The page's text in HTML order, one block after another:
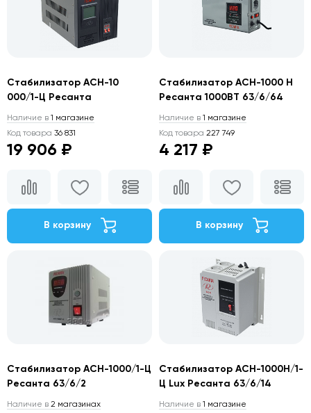
Стабилизатор АСН-10
000/1-Ц Ресанта
Наличие в 1 магазине
Код товара 36 831
19 906 ₽
В корзину
Стабилизатор АСН-1000 Н
Ресанта 1000ВТ 63/6/64
Наличие в 1 магазине
Код товара 227 749
4 217 ₽
В корзину
Стабилизатор АСН-1000/1-Ц
Ресанта 63/6/2
Наличие в 2 магазинах
Стабилизатор АСН-1000Н/1-
Ц Lux Ресанта 63/6/14
Наличие в 1 магазине